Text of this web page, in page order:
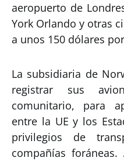
aeropuerto de
York Orlando y otras
a unos 150 dólares
La subsidiaria de
registrar sus
comunitario, para
entre la UE y los
privilegios de
compañías